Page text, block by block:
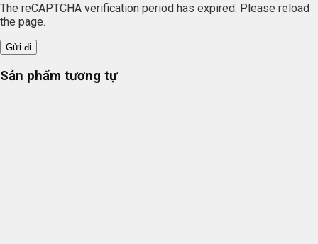
The reCAPTCHA verification period has expired. Please reload
the page.
Sản phẩm tương tự